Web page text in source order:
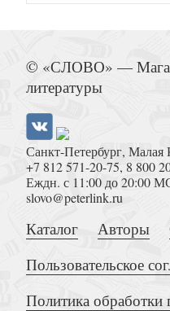
© «СЛОВО» —
литературы
Санкт-Петербург,
+7 812 571-20-75, 8 800
Еждн. с 11:00 до 20:00
slovo@peterlink.ru
Каталог Авторы
Пользовательское
Политика